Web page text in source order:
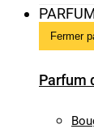
Fermer
Parfum